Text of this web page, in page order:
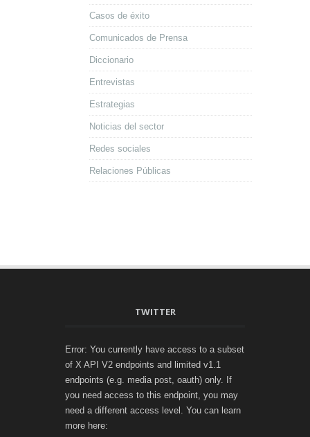
Casos de éxito
Comunicados de Prensa
Diccionario
Entrevistas
Estrategias
Noticias del sector
Redes sociales
Relaciones Públicas
TWITTER
Error: You currently have access to a subset
of X API V2 endpoints and limited v1.1
endpoints (e.g. media post, oauth) only. If
you need access to this endpoint, you may
need a different access level. You can learn
more here: